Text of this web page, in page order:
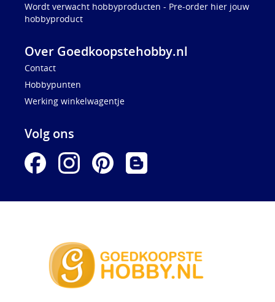
Wordt verwacht hobbyproducten - Pre-order hier jouw
hobbyproduct
Over Goedkoopstehobby.nl
Contact
Hobbypunten
Werking winkelwagentje
Volg ons